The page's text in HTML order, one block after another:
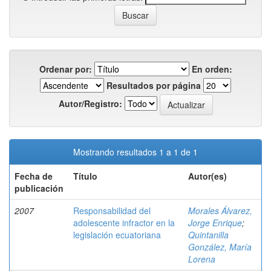
Ordenar por:
En orden:
Resultados por página
Autor/Registro:
Mostrando resultados 1 a 1 de 1
Fecha de
publicación
Título Autor(es)
2007
Responsabilidad del
adolescente infractor en la
legislación ecuatoriana
Morales Álvarez,
Jorge Enrique;
Quintanilla
González, María
Lorena